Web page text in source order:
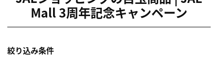
Mall 3周年記念キャンペーン
絞り込み条件